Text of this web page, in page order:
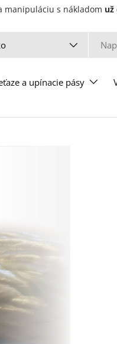
manipuláciu s nákladom už
a upínacie pásy